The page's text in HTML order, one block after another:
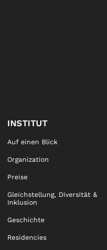
INSTITUT
Auf einen Blick
Organization
Preise
Gleichstellung, Diversität &
Inklusion
Geschichte
Residencies